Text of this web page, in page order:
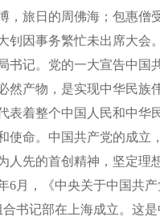
，旅日的周佛海；包惠
钊因事务繁忙未出席大会
书记。党的一大宣告中
然产物，是实现中华民
表着整个中国人民和中
使命。中国共产党的成立
人先的首创精神，坚定
6月，《中央关于中国共
记部在上海成立。这是